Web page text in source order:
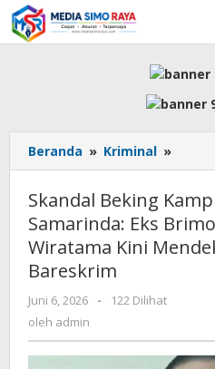
Lewati
ke
konten
Beranda » Kriminal »
Eks
Kini
Skandal Beking
Samarinda: Eks
Wiratama Kini
Bareskrim
Juni 6, 2026
oleh
-
122 Dilihat
oleh admin